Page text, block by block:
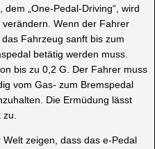
„One-Pedal-Driving“, wird
Wenn der Fahrer
Fahrzeug sanft bis zum
betätig werden muss.
bis zu 0,2 G. Der Fahrer muss
vom Gas- zum Bremspedal
Die Ermüdung lässt
zu.
zeigen, dass das e-Pedal